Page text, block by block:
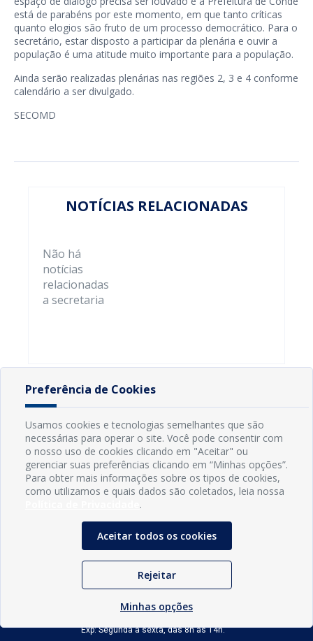
está de parabéns por este momento, em que tanto críticas
quanto elogios são fruto de um processo democrático. Para o
secretário, estar disposto a participar da plenária e ouvir a
população é uma atitude muito importante para a população.
Ainda serão realizadas plenárias nas regiões 2, 3 e 4 conforme
calendário a ser divulgado.
SECOMD
NOTÍCIAS RELACIONADAS
Não há
notícias
relacionadas
a secretaria
INFORMAÇÕES
Município de Conde - PB
CNPJ: 08.916.645/0001-80
LOC RODOVIA PB 018, SN, Centro, Conde, PB, 58322-000
(83) 3618-0548
Exp: Segunda a sexta, das 8h às 14h.
Preferência de Cookies
Usamos cookies e tecnologias semelhantes que são
necessárias para operar o site. Você pode consentir com
o nosso uso de cookies clicando em "Aceitar" ou
gerenciar suas preferências clicando em “Minhas opções”.
Para obter mais informações sobre os tipos de cookies,
como utilizamos e quais dados são coletados, leia nossa
.
Aceitar todos os cookies
Rejeitar
Minhas opções